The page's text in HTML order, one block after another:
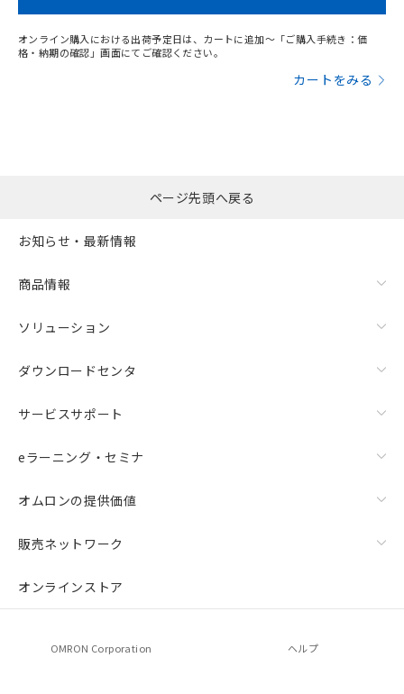
オンライン購入における出荷予定日は、カートに追加～「ご購入手続き：価
格・納期の確認」画面にてご確認ください。
カートをみる
ページ先頭へ戻る
お知らせ・最新情報
商品情報
ソリューション
ダウンロードセンタ
サービスサポート
eラーニング・セミナ
オムロンの提供価値
販売ネットワーク
オンラインストア
OMRON Corporation ヘルプ